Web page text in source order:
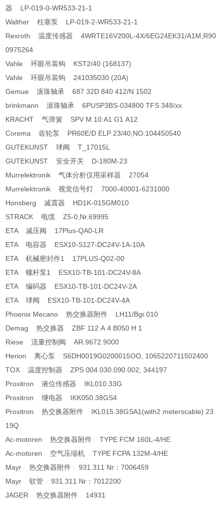
器 LP-019-0-WR533-21-1
Walther 柱塞泵 LP-019-2-WR533-21-1
Rexroth 温度传感器 4WRTE16V200L-4X/6EG24EK31/A1M,R90
0975264
Vahle 环眼吊装钩 KST2/40 (168137)
Vahle 环眼吊装钩 241035030 (20A)
Gemue 滚珠轴承 687 32D 840 412/N 1502
brinkmann 滚珠轴承 6PUSP3BS-034800 TFS 348/xx
KRACHT 气弹簧 SPV M 10 A1 G1 A12
Corema 齿轮泵 PR60E/D ELP 23/40,NO:104450540
GUTEKUNST 球阀 T_17015L
GUTEKUNST 安全开关 D-180M-23
Murrelektronik 气体分析仪用采样器 27054
Murrelektronik 视觉信号灯 7000-40001-6231000
Honsberg 减震器 HD1K-015GM010
STRACK 电缆 Z5-0,Nr.69995
ETA 减压阀 17Plus-QA0-LR
ETA 电容器 ESX10-S127-DC24V-1A-10A
ETA 机械密封件1 17PLUS-Q02-00
ETA 螺杆泵1 ESX10-TB-101-DC24V-8A
ETA 编码器 ESX10-TB-101-DC24V-2A
ETA 球阀 ESX10-TB-101-DC24V-4A
Phoenix Mecano 热交换器附件 LH11/Bgr.010
Demag 热交换器 ZBF 112 A 4 B050 H 1
Riese 流量控制阀 AR.9672.9000
Herion 离心泵 S6DH0019G0200015OO, 1065220711502400
TOX 温度控制器 ZPS 004.030.090.002; 344197
Proxitron 液位传感器 IKL010.33G
Proxitron 继电器 IKK050.38GS4
Proxitron 热交换器附件 IKL015.38GSA1(with2 meterscable) 23
19Q
Ac-motoren 热交换器附件 TYPE FCM 160L-4/HE
Ac-motoren 空气压缩机 TYPE FCPA 132M-4/HE
Mayr 热交换器附件 931.311 Nr：7006459
Mayr 软管 931.311 Nr：7012200
JAGER 热交换器附件 14931